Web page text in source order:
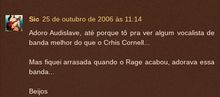
Sic 25 de outubro de 2006 às 11:14
Adoro Audislave, até porque tô pra ver algum vocalista de
banda melhor do que o Crhis Cornell...
Mas fiquei arrasada quando o Rage acabou, adorava essa
banda...
Beijos